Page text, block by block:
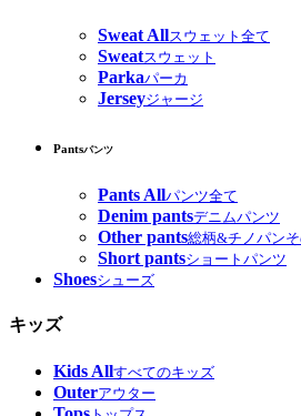
Sweat Allスウェット全て
Sweatスウェット
Parkaパーカ
Jerseyジャージ
Pantsパンツ
Pants Allパンツ全て
Denim pantsデニムパンツ
Other pants総柄&チノパン
Short pantsショートパンツ
Shoesシューズ
キッズ
Kids Allすべてのキッズ
Outerアウター